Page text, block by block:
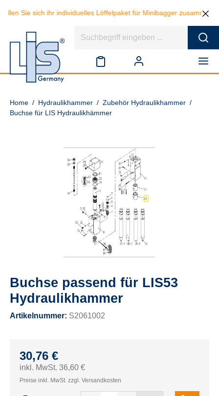
Sie sich ihr individuelles Löffelpaket für Minibagger zusammen
Home / Hydraulikhammer / Zubehör Hydraulikhammer /
Buchse für LIS Hydraulikhämmer
Buchse passend für LIS53
Hydraulikhammer
Artikelnummer: S2061002
30,76 €
inkl. MwSt. 36,60 €
Preise inkl. MwSt. zzgl. Versandkosten